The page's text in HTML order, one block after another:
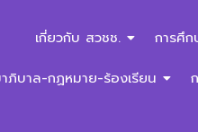
เกี่ยวกับ สวชช. การศึก
ภิบาล-กฏหมาย-ร้องเรียน